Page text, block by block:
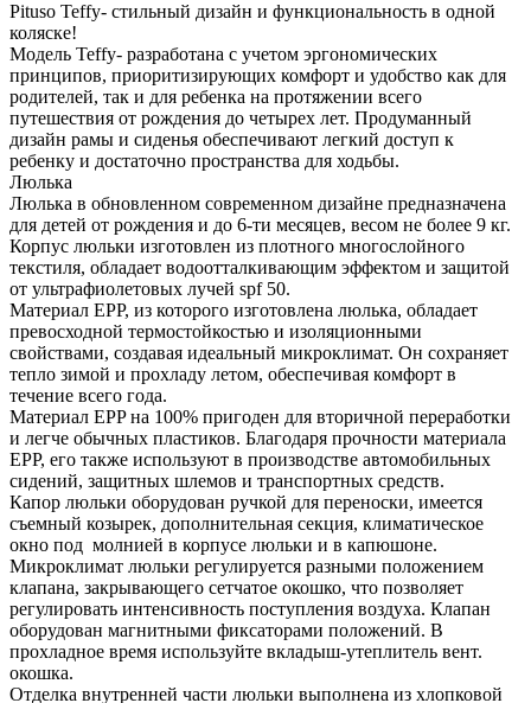
Green/Graphite
Pituso Teffy- стильный дизайн и функциональность в одной
коляске!
Модель Teffy- разработана с учетом эргономических
принципов, приоритизирующих комфорт и удобство как для
родителей, так и для ребенка на протяжении всего
путешествия от рождения до четырех лет. Продуманный
дизайн рамы и сиденья обеспечивают легкий доступ к
ребенку и достаточно пространства для ходьбы.
Люлька
Люлька в обновленном современном дизайне предназначена
для детей от рождения и до 6-ти месяцев, весом не более 9 кг.
Корпус люльки изготовлен из плотного многослойного
текстиля, обладает водоотталкивающим эффектом и защитой
от ультрафиолетовых лучей spf 50.
Материал EPP, из которого изготовлена люлька, обладает
превосходной термостойкостью и изоляционными
свойствами, создавая идеальный микроклимат. Он сохраняет
тепло зимой и прохладу летом, обеспечивая комфорт в
течение всего года.
Материал EPP на 100% пригоден для вторичной переработки
и легче обычных пластиков. Благодаря прочности материала
EPP, его также используют в производстве автомобильных
сидений, защитных шлемов и транспортных средств.
Капор люльки оборудован ручкой для переноски, имеется
съемный козырек, дополнительная секция, климатическое
окно под молнией в корпусе люльки и в капюшоне.
Микроклимат люльки регулируется разными положением
клапана, закрывающего сетчатое окошко, что позволяет
регулировать интенсивность поступления воздуха. Клапан
оборудован магнитными фиксаторами положений. В
прохладное время используйте вкладыш-утеплитель вент.
окошка.
Отделка внутренней части люльки выполнена из хлопковой